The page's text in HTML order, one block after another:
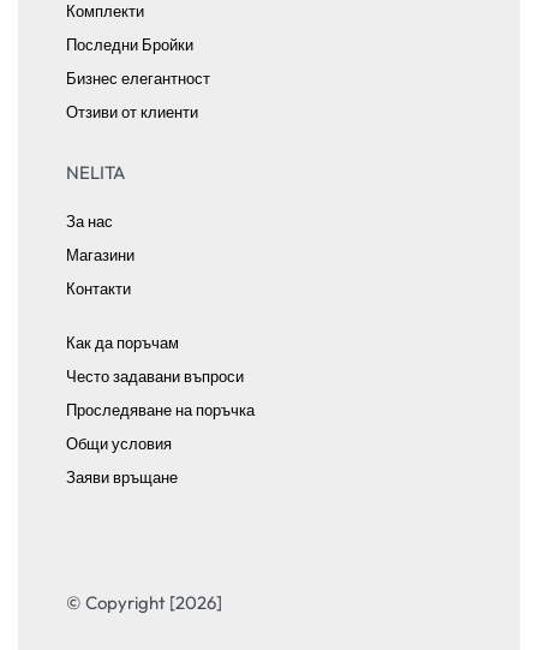
Комплекти
Последни Бройки
Бизнес елегантност
Отзиви от клиенти
NELITA
За нас
Магазини
Контакти
Как да поръчам
Често задавани въпроси
Проследяване на поръчка
Общи условия
Заяви връщане
© Copyright [2026]